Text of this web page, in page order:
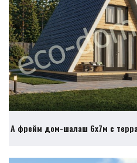
А фрейм дом-шалаш 6х7м с